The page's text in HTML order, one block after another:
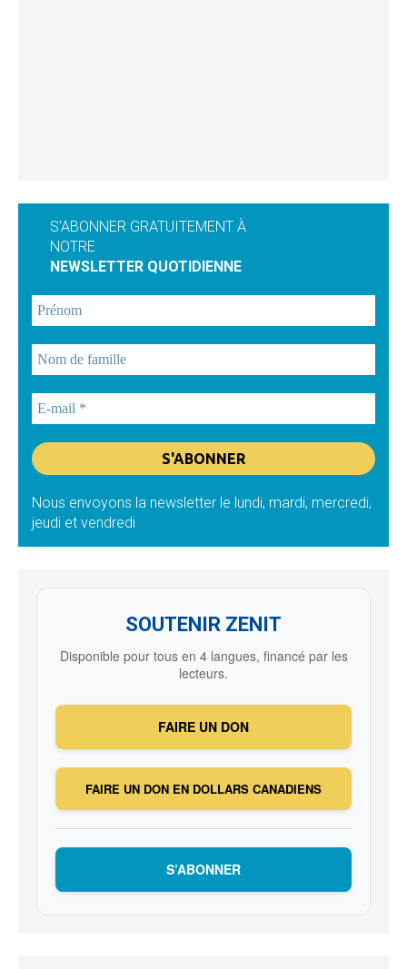
S'ABONNER GRATUITEMENT À
NOTRE
NEWSLETTER QUOTIDIENNE
Nous envoyons la newsletter le lundi, mardi, mercredi,
jeudi et vendredi
SOUTENIR ZENIT
Disponible pour tous en 4 langues, financé par les
lecteurs.
FAIRE UN DON
FAIRE UN DON EN DOLLARS CANADIENS
S’ABONNER